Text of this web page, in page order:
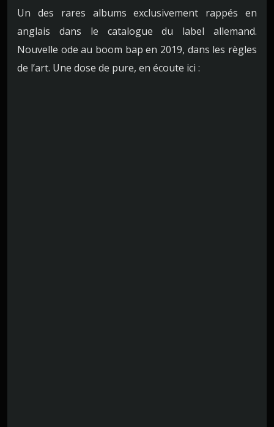
Un des rares albums exclusivement rappés en
anglais dans le catalogue du label allemand.
Nouvelle ode au boom bap en 2019, dans les règles
de l’art. Une dose de pure, en écoute ici :